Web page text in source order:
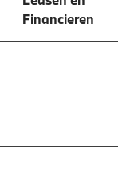
Financieren